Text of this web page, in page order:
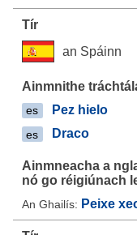
an Spáinn
es Pez hielo
es Draco
An Ghailís: Peixe